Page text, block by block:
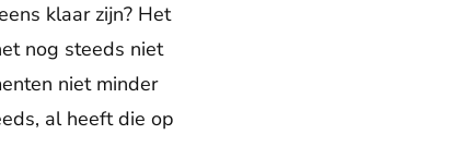
klaar zijn? Het
nog steeds niet
niet minder
al heeft die op